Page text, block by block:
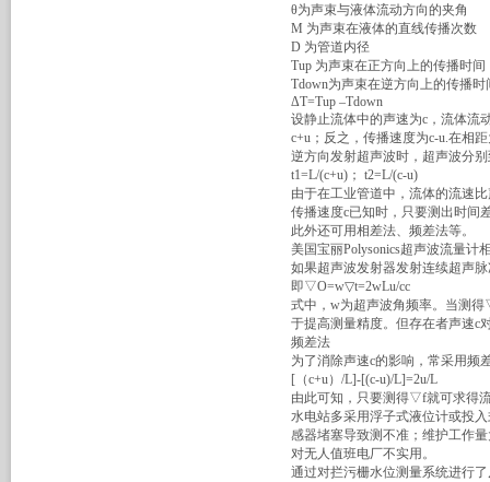
θ为声束与液体流动方向的夹角
M 为声束在液体的直线传播次数
D 为管道内径
Tup 为声束在正方向上的传播时间
Tdown为声束在逆方向上的传播时
ΔT=Tup –Tdown
设静止流体中的声速为c，流体流
c+u；反之，传播速度为c-u.在相
逆方向发射超声波时，超声波分
t1=L/(c+u)； t2=L/(c-u)
由于在工业管道中，流体的流速
传播速度c已知时，只要测出时间
此外还可用相差法、频差法等。
美国宝丽Polysonics超声波流量计
如果超声波发射器发射连续超声
即▽O=w▽t=2wLu/cc
式中，w为超声波角频率。当测
于提高测量精度。但存在者声速c
频差法
为了消除声速c的影响，常采用
[（c+u）/L]-[(c-u)/L]=2u/L
由此可知，只要测得▽f就可求得
水电站多采用浮子式液位计或投
感器堵塞导致测不准；维护工作
对无人值班电厂不实用。
通过对拦污栅水位测量系统进行